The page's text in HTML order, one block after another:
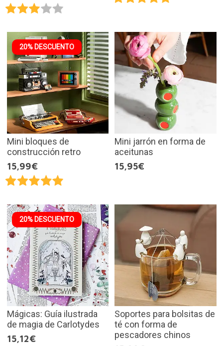
20% DESCUENTO
Mini bloques de
construcción retro
15,99€
Mini jarrón en forma de
aceitunas
15,95€
20% DESCUENTO
Mágicas: Guía ilustrada
de magia de Carlotydes
15,12€
Soportes para bolsitas de
té con forma de
pescadores chinos